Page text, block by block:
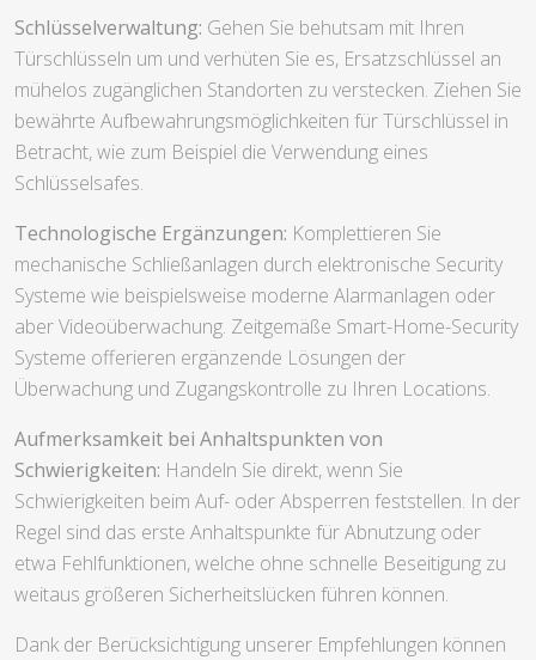
Schlüsselverwaltung: Gehen Sie behutsam mit Ihren
Türschlüsseln um und verhüten Sie es, Ersatzschlüssel an
mühelos zugänglichen Standorten zu verstecken. Ziehen Sie
bewährte Aufbewahrungsmöglichkeiten für Türschlüssel in
Betracht, wie zum Beispiel die Verwendung eines
Schlüsselsafes.
Technologische Ergänzungen: Komplettieren Sie
mechanische Schließanlagen durch elektronische Security
Systeme wie beispielsweise moderne Alarmanlagen oder
aber Videoüberwachung. Zeitgemäße Smart-Home-Security
Systeme offerieren ergänzende Lösungen der
Überwachung und Zugangskontrolle zu Ihren Locations.
Aufmerksamkeit bei Anhaltspunkten von
Schwierigkeiten: Handeln Sie direkt, wenn Sie
Schwierigkeiten beim Auf- oder Absperren feststellen. In der
Regel sind das erste Anhaltspunkte für Abnutzung oder
etwa Fehlfunktionen, welche ohne schnelle Beseitigung zu
weitaus größeren Sicherheitslücken führen können.
Dank der Berücksichtigung unserer Empfehlungen können